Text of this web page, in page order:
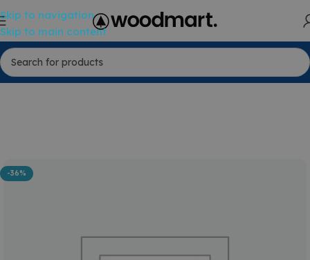
Skip to navigation
Skip to main content
-36%